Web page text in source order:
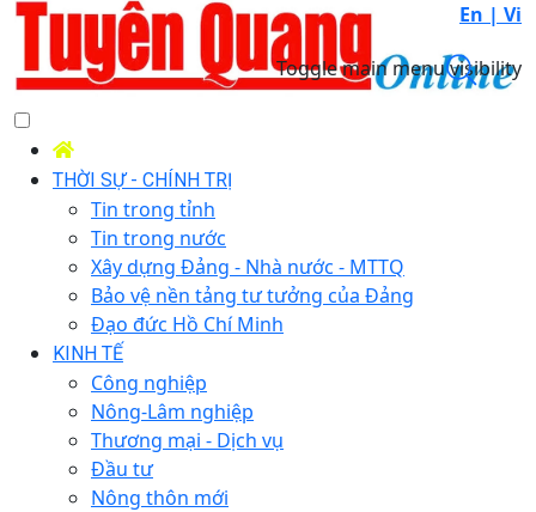
En | Vi
Toggle main menu visibility
THỜI SỰ - CHÍNH TRỊ
Tin trong tỉnh
Tin trong nước
Xây dựng Đảng - Nhà nước - MTTQ
Bảo vệ nền tảng tư tưởng của Đảng
Đạo đức Hồ Chí Minh
KINH TẾ
Công nghiệp
Nông-Lâm nghiệp
Thương mại - Dịch vụ
Đầu tư
Nông thôn mới